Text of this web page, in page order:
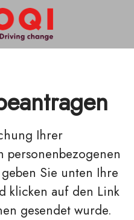
Ihrer
personenbezogenen
Sie unten Ihre
klicken auf den Link
gesendet wurde.